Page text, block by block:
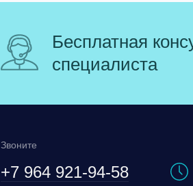
Бесплатная
специалиста
Звоните
+7 964 921-94-58